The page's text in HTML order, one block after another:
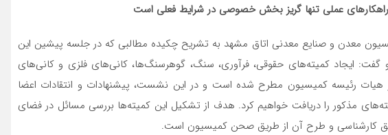
راهکارهای عملی تنها گریز بخش خصوصی در شرایط فعلی است
معدن و صنایع معدنی اتاق مشهد به تشریح چکیده مطالبی که در جلسه پیشین این
ایجاد کمیته‌های حقوقی، فرآوری، سنگ، گوهرسنگ‌ها، کانی‌های فلزی و کانی‌های
هیات رئیسه کمیسیون مطرح شده است و در این نشست، پیشنهادات و انتقادات اعضا
مذکور را دریافت خواهیم کرد. هدف از تشکیل این کمیته‌ها بررسی مسائل در فضای
کارشناسی و طرح آن از طریق صحن کمیسیون است.